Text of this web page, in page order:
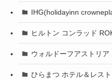
IHG(holidayinn
ヒルトン コンラッド
ウォルドーフアストリア
ひらまつ ホテル＆レス